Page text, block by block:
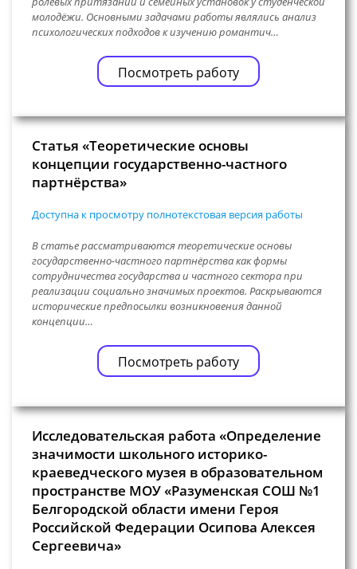
молодёжи. Основными задачами работы являлись анализ
психологических подходов к изучению романтич…
Посмотреть работу
Статья «Теоретические основы
концепции государственно-частного
партнёрства»
Доступна к просмотру полнотекстовая версия работы
В статье рассматриваются теоретические основы
государственно-частного партнёрства как формы
сотрудничества государства и частного сектора при
реализации социально значимых проектов. Раскрываются
исторические предпосылки возникновения данной
концепции…
Посмотреть работу
Исследовательская работа «Определение
значимости школьного историко-
краеведческого музея в образовательном
пространстве МОУ «Разуменская СОШ №1
Белгородской области имени Героя
Российской Федерации Осипова Алексея
Сергеевича»